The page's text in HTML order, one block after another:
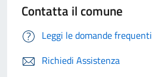
Contatta il comune
Leggi le domande frequenti
Richiedi Assistenza